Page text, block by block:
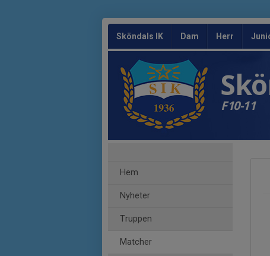
Sköndals IK Dam Herr
F10-11
Hem
Nyheter
Truppen
Matcher